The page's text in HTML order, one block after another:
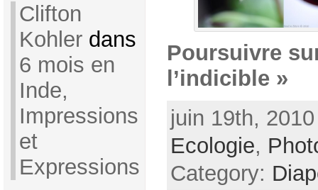
Clifton
Kohlerdans
6 mois en
Inde,
Impressions
et
Expressions
Poursuivre
l’indicible »
juin 19th,
Ecologie,
Category: